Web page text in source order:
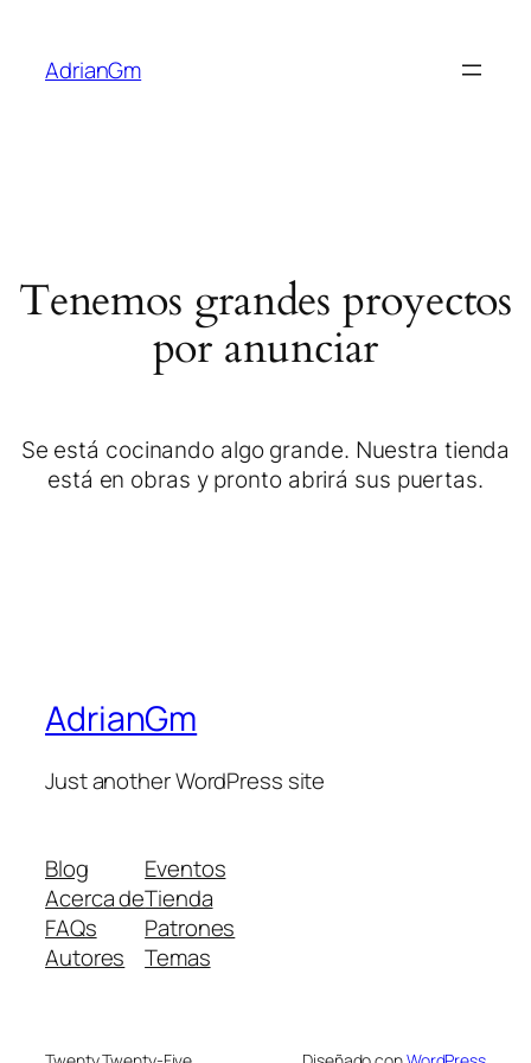
AdrianGm
Tenemos grandes proyectos
por anunciar
Se está cocinando algo grande. Nuestra tienda
está en obras y pronto abrirá sus puertas.
AdrianGm
Just another WordPress site
Blog
Acerca de
FAQs
Autores
Eventos
Tienda
Patrones
Temas